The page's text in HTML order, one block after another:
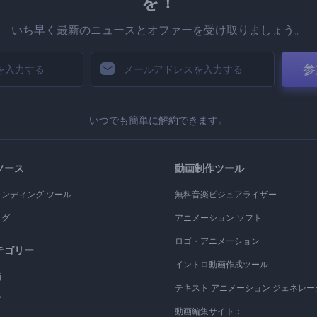
いち早く最新のニュースとオファーを受け取りましょう。
いつでも簡単に解約できます。
ース
ディング ツール
ゴリー
動画制作ツール
無料音楽ビジュアライザー
アニメーション ソフト
ロゴ・アニメーション
イントロ動画作成ツール
テキスト アニメーション ジェネレー
動画編集サイト：